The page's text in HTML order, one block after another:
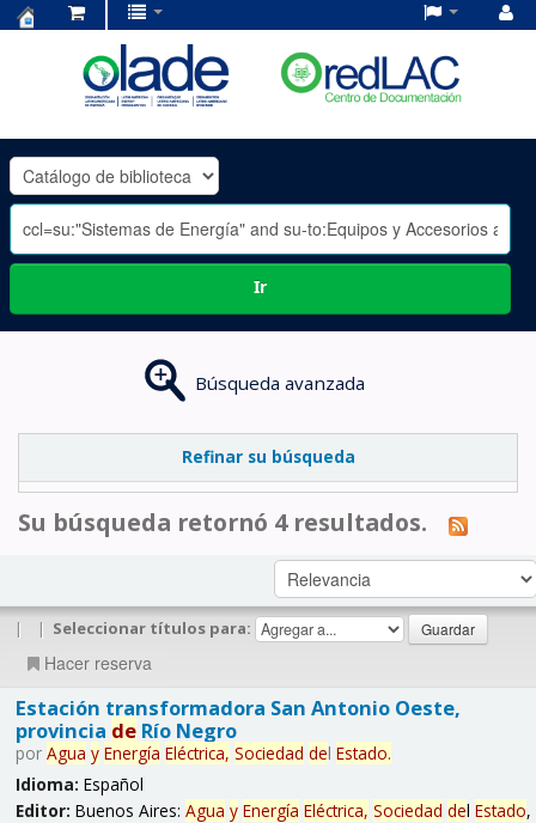
OLADE
-
Ir
Búsqueda avanzada
Refinar su búsqueda
Su búsqueda retornó 4 resultados.
| | Seleccionar títulos para:
Hacer reserva
Estación transformadora San Antonio Oeste,
provincia deRío Negro
por Agua y Energía Eléctrica, Sociedad del Estado.
Idioma: Español
Editor: Buenos Aires: Agua y Energía Eléctrica, Sociedad del Estado,